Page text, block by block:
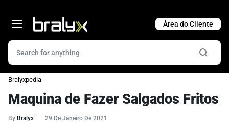
Bralyxpedia
Maquina de Fazer Salgados Fritos
By Bralyx 29 De Janeiro De 2021